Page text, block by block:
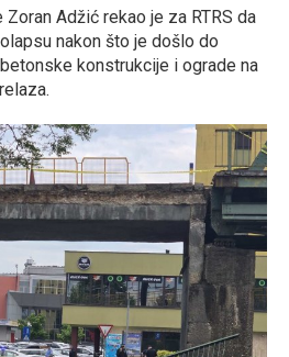
Zoran Adžić rekao je za RTRS da
nakon što je došlo do
konstrukcije i ograde na